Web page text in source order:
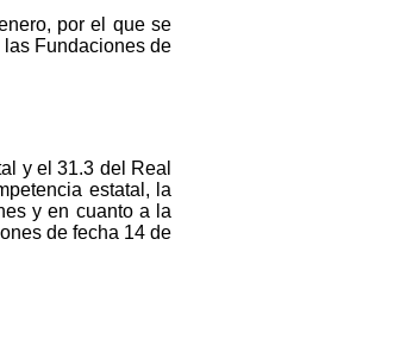
por el que se
Fundaciones de
y el 31.3 del Real
estatal, la
y en cuanto a la
de fecha 14 de